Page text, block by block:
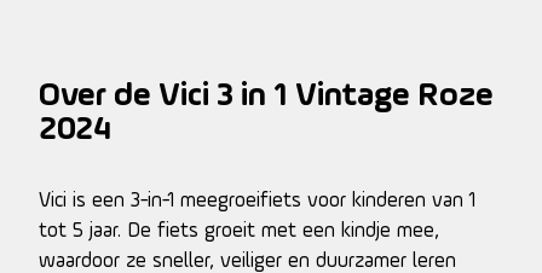
Over de Vici 3 in 1 Vintage Roze
2024
Vici is een 3-in-1 meegroeifiets voor kinderen van 1
tot 5 jaar. De fiets groeit met een kindje mee,
waardoor ze sneller, veiliger en duurzamer leren